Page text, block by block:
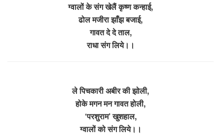
ग्वालों के संग खेलैं कृष्ण कन्हाई,
ढोल मजीरा झाँझ बजाई,
गावत दे दे ताल,
राधा संग लिये।।
ले पिचकारी अबीर की झोली,
होके मगन मन गावत होली,
‘परशुराम’ खुशहाल,
ग्वालों को संग लिये।।